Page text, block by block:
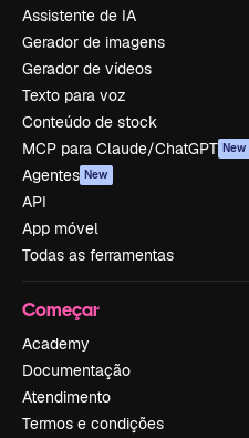
Assistente de IA
Gerador de imagens
Gerador de vídeos
Texto para voz
Conteúdo de stock
MCP para Claude/ChatGPT New
Agentes New
API
App móvel
Todas as ferramentas
Começar
Academy
Documentação
Atendimento
Termos e condições